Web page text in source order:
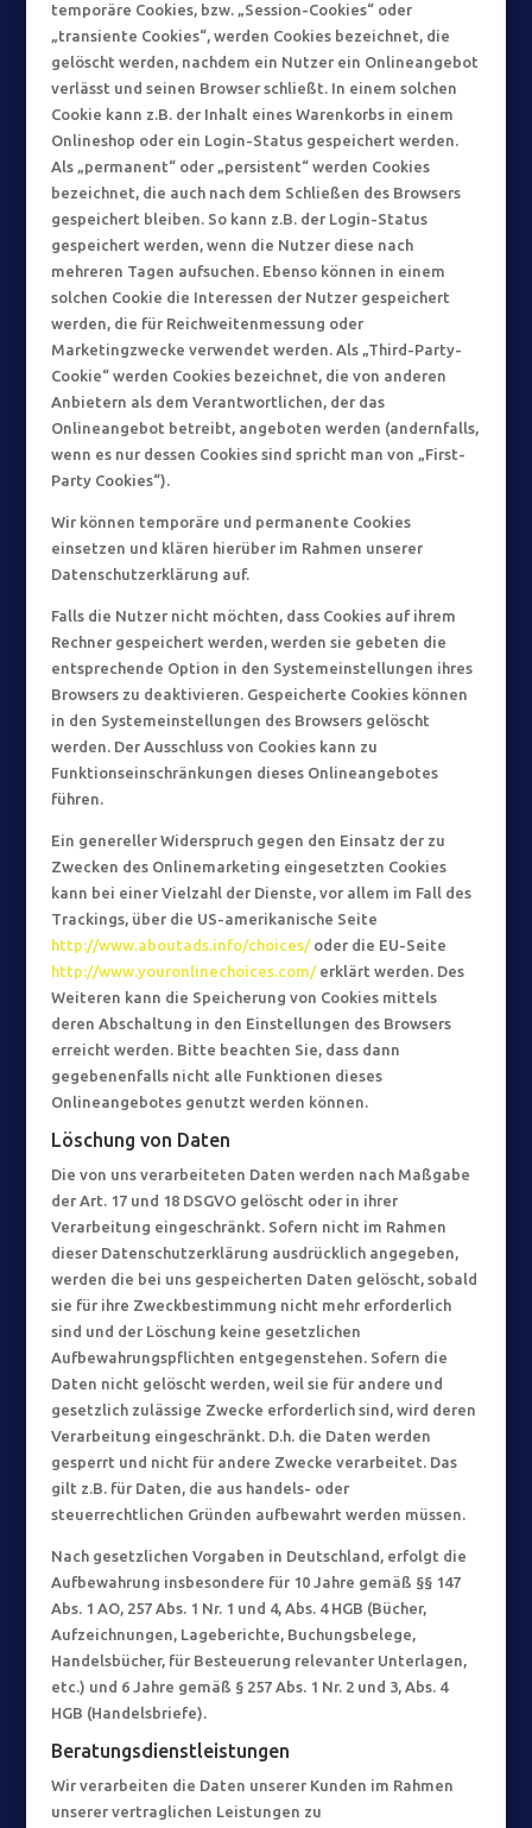
temporäre Cookies, bzw. „Session-Cookies“ oder
„transiente Cookies“, werden Cookies bezeichnet, die
gelöscht werden, nachdem ein Nutzer ein Onlineangebot
verlässt und seinen Browser schließt. In einem solchen
Cookie kann z.B. der Inhalt eines Warenkorbs in einem
Onlineshop oder ein Login-Status gespeichert werden.
Als „permanent“ oder „persistent“ werden Cookies
bezeichnet, die auch nach dem Schließen des Browsers
gespeichert bleiben. So kann z.B. der Login-Status
gespeichert werden, wenn die Nutzer diese nach
mehreren Tagen aufsuchen. Ebenso können in einem
solchen Cookie die Interessen der Nutzer gespeichert
werden, die für Reichweitenmessung oder
Marketingzwecke verwendet werden. Als „Third-Party-
Cookie“ werden Cookies bezeichnet, die von anderen
Anbietern als dem Verantwortlichen, der das
Onlineangebot betreibt, angeboten werden (andernfalls,
wenn es nur dessen Cookies sind spricht man von „First-
Party Cookies“).
Wir können temporäre und permanente Cookies
einsetzen und klären hierüber im Rahmen unserer
Datenschutzerklärung auf.
Falls die Nutzer nicht möchten, dass Cookies auf ihrem
Rechner gespeichert werden, werden sie gebeten die
entsprechende Option in den Systemeinstellungen ihres
Browsers zu deaktivieren. Gespeicherte Cookies können
in den Systemeinstellungen des Browsers gelöscht
werden. Der Ausschluss von Cookies kann zu
Funktionseinschränkungen dieses Onlineangebotes
führen.
Ein genereller Widerspruch gegen den Einsatz der zu
Zwecken des Onlinemarketing eingesetzten Cookies
kann bei einer Vielzahl der Dienste, vor allem im Fall des
Trackings, über die US-amerikanische Seite
http://www.aboutads.info/choices/oder die EU-Seite
http://www.youronlinechoices.com/erklärt werden. Des
Weiteren kann die Speicherung von Cookies mittels
deren Abschaltung in den Einstellungen des Browsers
erreicht werden. Bitte beachten Sie, dass dann
gegebenenfalls nicht alle Funktionen dieses
Onlineangebotes genutzt werden können.
Löschung von Daten
Die von uns verarbeiteten Daten werden nach Maßgabe
der Art. 17 und 18 DSGVO gelöscht oder in ihrer
Verarbeitung eingeschränkt. Sofern nicht im Rahmen
dieser Datenschutzerklärung ausdrücklich angegeben,
werden die bei uns gespeicherten Daten gelöscht, sobald
sie für ihre Zweckbestimmung nicht mehr erforderlich
sind und der Löschung keine gesetzlichen
Aufbewahrungspflichten entgegenstehen. Sofern die
Daten nicht gelöscht werden, weil sie für andere und
gesetzlich zulässige Zwecke erforderlich sind, wird deren
Verarbeitung eingeschränkt. D.h. die Daten werden
gesperrt und nicht für andere Zwecke verarbeitet. Das
gilt z.B. für Daten, die aus handels- oder
steuerrechtlichen Gründen aufbewahrt werden müssen.
Nach gesetzlichen Vorgaben in Deutschland, erfolgt die
Aufbewahrung insbesondere für 10 Jahre gemäß §§ 147
Abs. 1 AO, 257 Abs. 1 Nr. 1 und 4, Abs. 4 HGB (Bücher,
Aufzeichnungen, Lageberichte, Buchungsbelege,
Handelsbücher, für Besteuerung relevanter Unterlagen,
etc.) und 6 Jahre gemäß § 257 Abs. 1 Nr. 2 und 3, Abs. 4
HGB (Handelsbriefe).
Beratungsdienstleistungen
Wir verarbeiten die Daten unserer Kunden im Rahmen
unserer vertraglichen Leistungen zu